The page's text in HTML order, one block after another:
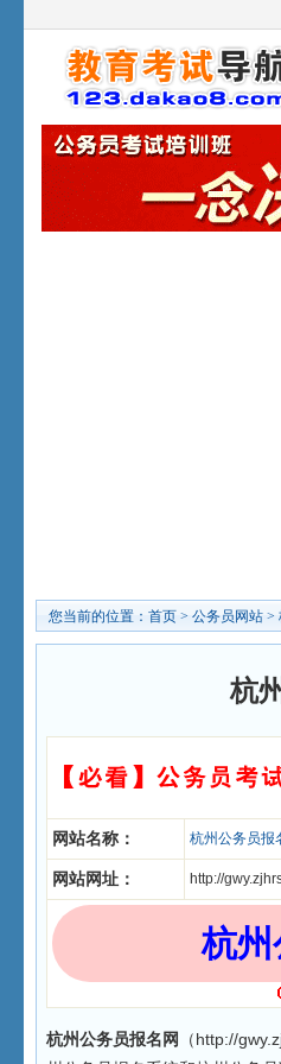
您当前的位置： 首页 > 公务员网站 >
杭
网站名称： 杭州公务员报
网站网址： http://
杭州
杭州公务员报名网
（http://